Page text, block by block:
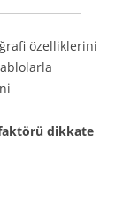
özelliklerini
dikkate